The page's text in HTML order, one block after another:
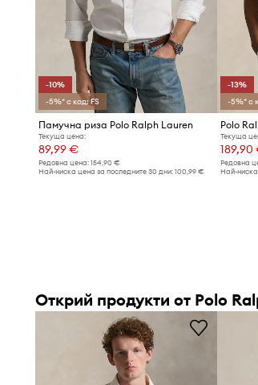
-10%
-5%* с код: FS
Памучна риза Polo Ralph Lauren
Текуща цена:
89,99 €
Редовна цена: 154,90 €
Най-ниска цена за последните 30 дни: 100,99 €
-13%
-5%* с
Текуща
189,90
Редовна
Най-
Открий продукти от Polo